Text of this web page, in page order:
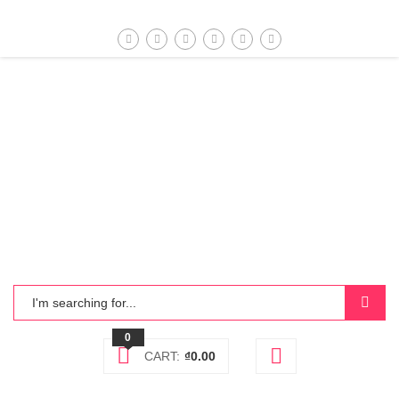
0
CART: ₫0.00